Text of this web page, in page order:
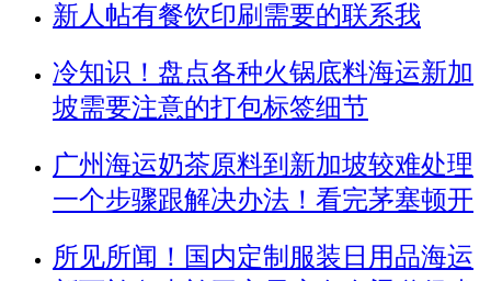
新人帖有餐饮印刷需要的联系我
冷知识！盘点各种火锅底料海运新加
坡需要注意的打包标签细节
广州海运奶茶原料到新加坡较难处理
一个步骤跟解决办法！看完茅塞顿开
所见所闻！国内定制服装日用品海运